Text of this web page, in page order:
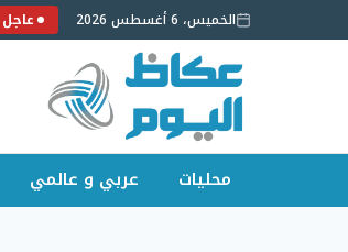
الخميس، 6 أغسطس 2026 عاجل
محليات عربي و عالمي